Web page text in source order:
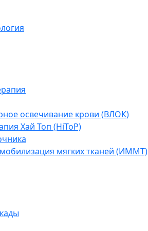
освечивание крови (ВЛОК)
Хай Топ (HiToP)
мягких тканей (ИММТ)